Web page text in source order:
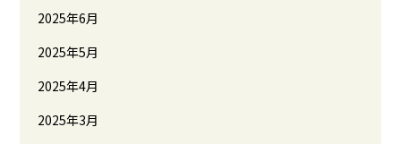
2025年6月
2025年5月
2025年4月
2025年3月